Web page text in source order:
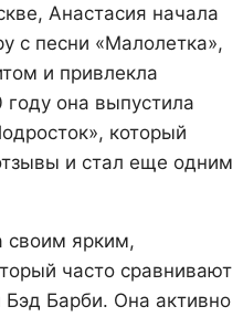
Анастасия начала
с песни «Малолетка»,
и привлекла
она выпустила
который
и стал еще одним
своим ярким,
часто сравнивают
Барби. Она активно